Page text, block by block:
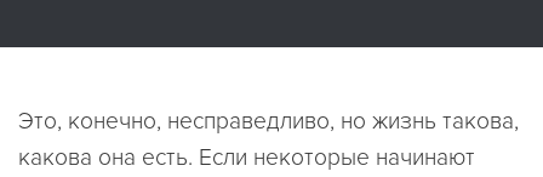
Это, конечно, несправедливо, но жизнь такова,
какова она есть. Если некоторые начинают